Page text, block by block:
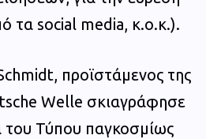
τα social media, κ.ο.κ.).
προϊστάμενος της
Welle σκιαγράφησε
του Τύπου παγκοσμίως